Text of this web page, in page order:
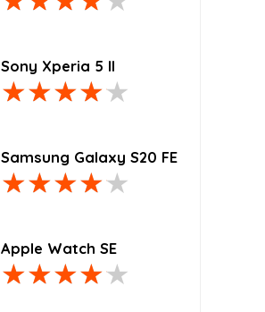
Sony Xperia 5 II
Samsung Galaxy S20 FE
Apple Watch SE